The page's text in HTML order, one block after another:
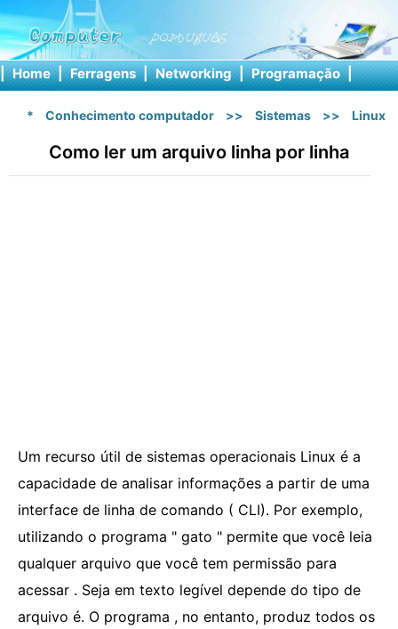
| Home | Ferragens | Networking | Programação |
* Conhecimento computador >> Sistemas >> Linux
Como ler um arquivo linha por linha
Um recurso útil de sistemas operacionais Linux é a
capacidade de analisar informações a partir de uma
interface de linha de comando ( CLI). Por exemplo,
utilizando o programa " gato " permite que você leia
qualquer arquivo que você tem permissão para
acessar . Seja em texto legível depende do tipo de
arquivo é. O programa , no entanto, produz todos os